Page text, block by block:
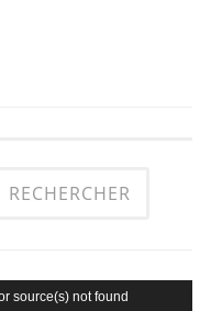
source(s) not found